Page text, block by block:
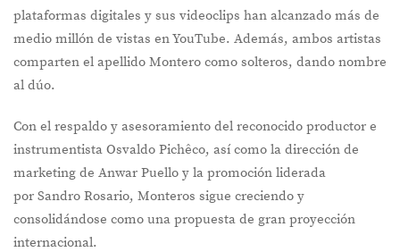
plataformas digitales y sus videoclips han alcanzado más de
medio millón de vistas en YouTube. Además, ambos artistas
comparten el apellido Montero como solteros, dando nombre
al dúo.
Con el respaldo y asesoramiento del reconocido productor e
instrumentista Osvaldo Pichêco, así como la dirección de
marketing de Anwar Puello y la promoción liderada
por Sandro Rosario, Monteros sigue creciendo y
consolidándose como una propuesta de gran proyección
internacional.